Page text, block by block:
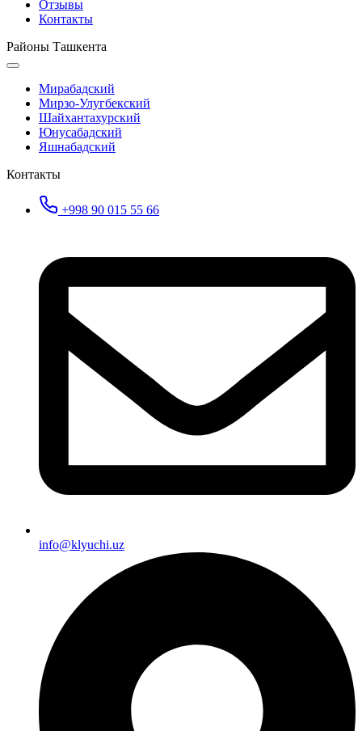
Отзывы
Контакты
Районы Ташкента
Мирабадский
Мирзо-Улугбекский
Шайхантахурский
Юнусабадский
Яшнабадский
Контакты
+998 90 015 55 66
info@klyuchi.uz